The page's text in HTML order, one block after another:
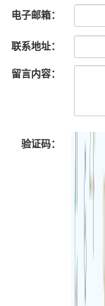
电子邮箱：
联系地址：
留言内容：
验证码：